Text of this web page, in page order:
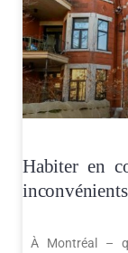
Habiter en
inconvénients
À Montréal –